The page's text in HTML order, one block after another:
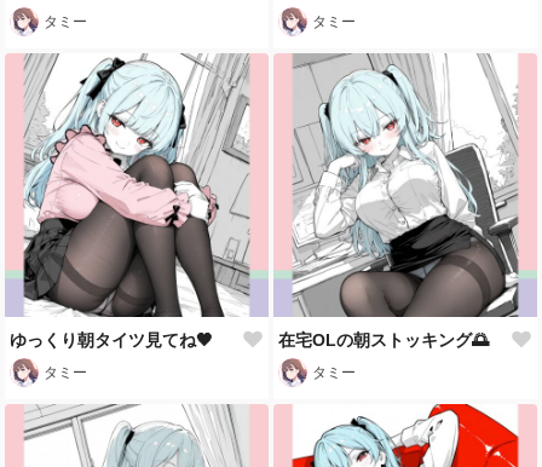
タミー タミー
ゆっくり朝タイツ見てね🖤
タミー
在宅OLの朝ストッキング🌅
タミー